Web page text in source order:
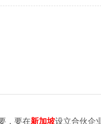
，要在新加坡设立合伙企